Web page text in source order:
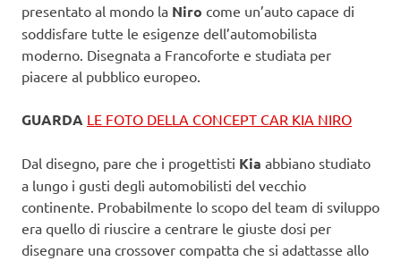
presentato al mondo la Niro come un’auto capace di
soddisfare tutte le esigenze dell’automobilista
moderno. Disegnata a Francoforte e studiata per
piacere al pubblico europeo.
GUARDA LE FOTO DELLA CONCEPT CAR KIA NIRO
Dal disegno, pare che i progettisti Kia abbiano studiato
a lungo i gusti degli automobilisti del vecchio
continente. Probabilmente lo scopo del team di sviluppo
era quello di riuscire a centrare le giuste dosi per
disegnare una crossover compatta che si adattasse allo